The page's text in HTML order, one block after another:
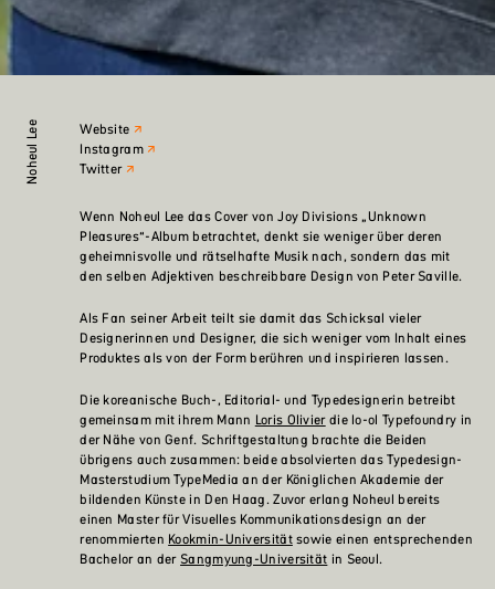
Noheul Lee
Wenn Noheul Lee das Cover von Joy Divisions „Unknown
Pleasures“-Album betrachtet, denkt sie weniger über deren
geheimnisvolle und rätselhafte Musik nach, sondern das mit
den selben Adjektiven beschreibbare Design von Peter Saville.
Als Fan seiner Arbeit teilt sie damit das Schicksal vieler
Designerinnen und Designer, die sich weniger vom Inhalt eines
Produktes als von der Form berühren und inspirieren lassen.
Die koreanische Buch-, Editorial- und Typedesignerin betreibt
gemeinsam mit ihrem Mann Loris Olivierdie lo-ol Typefoundry in
der Nähe von Genf. Schriftgestaltung brachte die Beiden
übrigens auch zusammen: beide absolvierten das Typedesign-
Masterstudium TypeMedia an der Königlichen Akademie der
bildenden Künste in Den Haag. Zuvor erlang Noheul bereits
einen Master für Visuelles Kommunikationsdesign an der
renommierten Kookmin-Universitätsowie einen entsprechenden
Bachelor an der Sangmyung-Universität in Seoul.
Website
Instagram
Twitter